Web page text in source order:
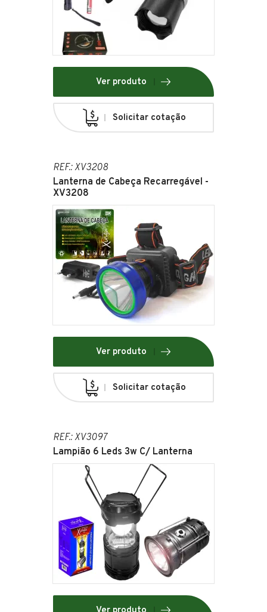
Ver produto
Solicitar cotação
REF.: XV3208
Lanterna de Cabeça Recarregável -
XV3208
Ver produto
Solicitar cotação
REF.: XV3097
Lampião 6 Leds 3w C/ Lanterna